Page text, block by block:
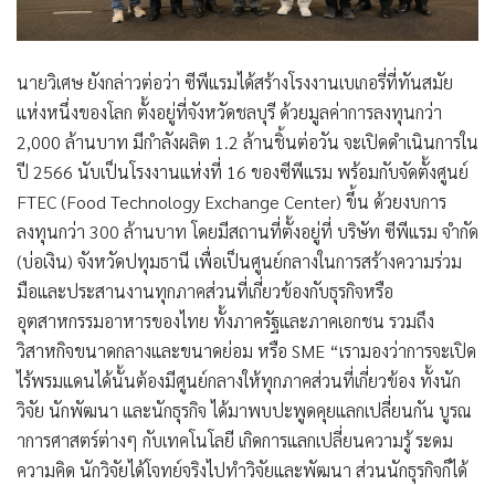
นายวิเศษ ยังกล่าวต่อว่า ซีพีแรมได้สร้างโรงงานเบเกอรี่ที่ทันสมัย
แห่งหนึ่งของโลก ตั้งอยู่ที่จังหวัดชลบุรี ด้วยมูลค่าการลงทุนกว่า
2,000 ล้านบาท มีกำลังผลิต 1.2 ล้านชิ้นต่อวัน จะเปิดดำเนินการใน
ปี 2566 นับเป็นโรงงานแห่งที่ 16 ของซีพีแรม พร้อมกับจัดตั้งศูนย์
FTEC (Food Technology Exchange Center) ขึ้น ด้วยงบการ
ลงทุนกว่า 300 ล้านบาท โดยมีสถานที่ตั้งอยู่ที่ บริษัท ซีพีแรม จำกัด
(บ่อเงิน) จังหวัดปทุมธานี เพื่อเป็นศูนย์กลางในการสร้างความร่วม
มือและประสานงานทุกภาคส่วนที่เกี่ยวข้องกับธุรกิจหรือ
อุตสาหกรรมอาหารของไทย ทั้งภาครัฐและภาคเอกชน รวมถึง
วิสาหกิจขนาดกลางและขนาดย่อม หรือ SME “เรามองว่าการจะเปิด
ไร้พรมแดนได้นั้นต้องมีศูนย์กลางให้ทุกภาคส่วนที่เกี่ยวข้อง ทั้งนัก
วิจัย นักพัฒนา และนักธุรกิจ ได้มาพบปะพูดคุยแลกเปลี่ยนกัน บูรณ
าการศาสตร์ต่างๆ กับเทคโนโลยี เกิดการแลกเปลี่ยนความรู้ ระดม
ความคิด นักวิจัยได้โจทย์จริงไปทำวิจัยและพัฒนา ส่วนนักธุรกิจก็ได้